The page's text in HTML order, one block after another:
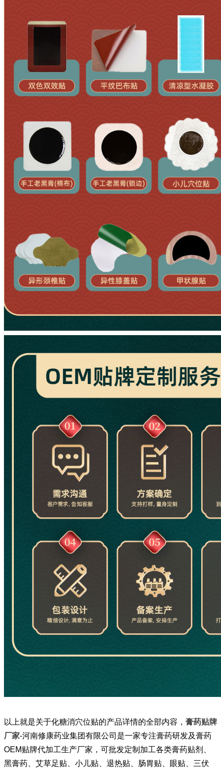
以上就是关于化糖消穴位贴的产品详情的全部内容， 膏药贴牌
厂家-河南修康药业集团有限公司是一家专注膏药研发及膏药
OEM贴牌代加工生产厂家，可批发定制加工各类膏药贴剂、
黑膏药、艾草足贴、小儿贴、退热贴、肠胃贴、眼贴、三伏